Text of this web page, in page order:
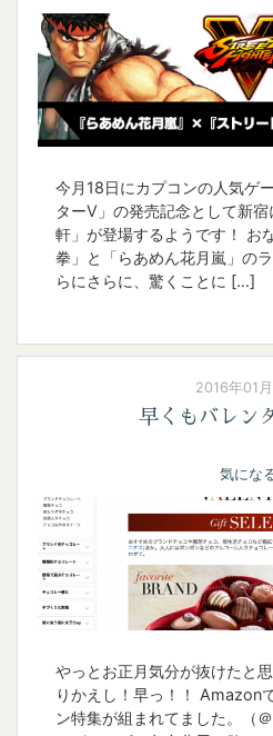
今月18日にカプコンの人気ゲ
ターⅤ」の発売記念として新
軒」が登場するようです！ お
拳」と「らあめん花月嵐」の
らにさらに、驚くことに […]
2016年01
早くもバレン
気にな
やっとお正月気分が抜けたと
りかえし！早っ！！ Amazon
ン特集が組まれてました。（